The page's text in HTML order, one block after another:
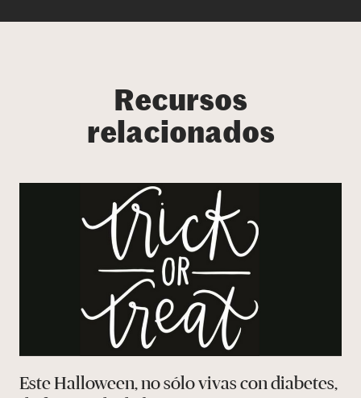
Recursos
relacionados
Este Halloween, no sólo vivas con diabetes,